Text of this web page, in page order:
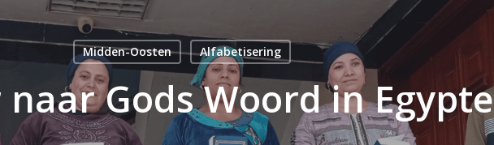
Midden-Oosten Alfabetisering
Gods Woord in Egypte